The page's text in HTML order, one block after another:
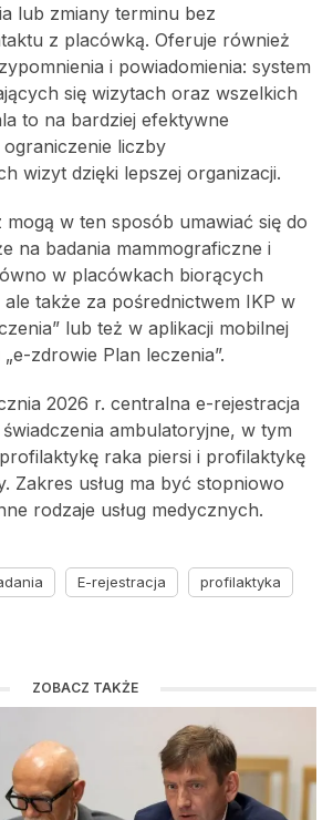
lub zmiany terminu bez
z placówką. Oferuje również
i powiadomienia: system
się wizytach oraz wszelkich
to na bardziej efektywne
liczby
wizyt dzięki lepszej organizacji.
mogą w ten sposób umawiać się do
na badania mammograficzne i
w placówkach biorących
ale także za pośrednictwem IKP w
lub też w aplikacji mobilnej
zdrowie Plan leczenia”.
2026 r. centralna e-rejestracja
ambulatoryjne, w tym
raka piersi i profilaktykę
Zakres usług ma być stopniowo
rodzaje usług medycznych.
E-rejestracja profilaktyka
ZOBACZ TAKŻE